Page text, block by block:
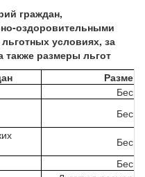
граждан,
оздоровительными
льготных условиях, за
также размеры льгот